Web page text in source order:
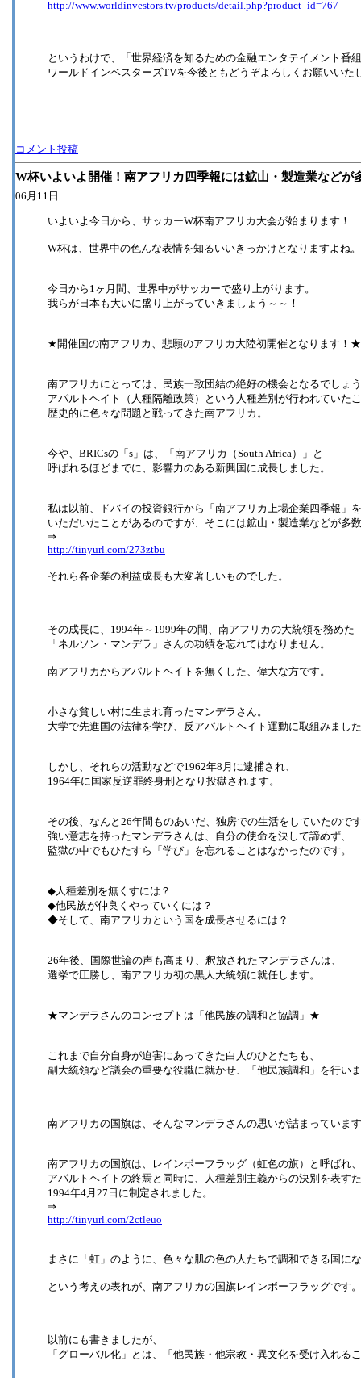
http://www.worldinvestors.tv/products/detail.php?product_id=767
というわけで、「世界経済を知るための金融エンタテイメント番
ワールドインベスターズTVを今後ともどうぞよろしくお願いいた
コメント投稿
W杯いよいよ開催！南アフリカ四季報には鉱山・製造業などが
06月11日
いよいよ今日から、サッカーW杯南アフリカ大会が始まります！
W杯は、世界中の色んな表情を知るいいきっかけとなりますよね。
今日から1ヶ月間、世界中がサッカーで盛り上がります。
我らが日本も大いに盛り上がっていきましょう～～！
★開催国の南アフリカ、悲願のアフリカ大陸初開催となります！★
南アフリカにとっては、民族一致団結の絶好の機会となるでしょ
アパルトヘイト（人種隔離政策）という人種差別が行われていた
歴史的に色々な問題と戦ってきた南アフリカ。
今や、BRICsの「s」は、「南アフリカ（South Africa）」と
呼ばれるほどまでに、影響力のある新興国に成長しました。
私は以前、ドバイの投資銀行から「南アフリカ上場企業四季報」を
いただいたことがあるのですが、そこには鉱山・製造業などが多
⇒
http://tinyurl.com/273ztbu
それら各企業の利益成長も大変著しいものでした。
その成長に、1994年～1999年の間、南アフリカの大統領を務めた
「ネルソン・マンデラ」さんの功績を忘れてはなりません。
南アフリカからアパルトヘイトを無くした、偉大な方です。
小さな貧しい村に生まれ育ったマンデラさん。
大学で先進国の法律を学び、反アパルトヘイト運動に取組みまし
しかし、それらの活動などで1962年8月に逮捕され、
1964年に国家反逆罪終身刑となり投獄されます。
その後、なんと26年間ものあいだ、独房での生活をしていたので
強い意志を持ったマンデラさんは、自分の使命を決して諦めず、
監獄の中でもひたすら「学び」を忘れることはなかったのです。
◆人種差別を無くすには？
◆他民族が仲良くやっていくには？
◆そして、南アフリカという国を成長させるには？
26年後、国際世論の声も高まり、釈放されたマンデラさんは、
選挙で圧勝し、南アフリカ初の黒人大統領に就任します。
★マンデラさんのコンセプトは「他民族の調和と協調」★
これまで自分自身が迫害にあってきた白人のひとたちも、
副大統領など議会の重要な役職に就かせ、「他民族調和」を行い
南アフリカの国旗は、そんなマンデラさんの思いが詰まっていま
南アフリカの国旗は、レインボーフラッグ（虹色の旗）と呼ばれ、
アパルトヘイトの終焉と同時に、人種差別主義からの決別を表す
1994年4月27日に制定されました。
⇒
http://tinyurl.com/2ctleuo
まさに「虹」のように、色々な肌の色の人たちで調和できる国に
という考えの表れが、南アフリカの国旗レインボーフラッグです。
以前にも書きましたが、
「グローバル化」とは、「他民族・他宗教・異文化を受け入れる